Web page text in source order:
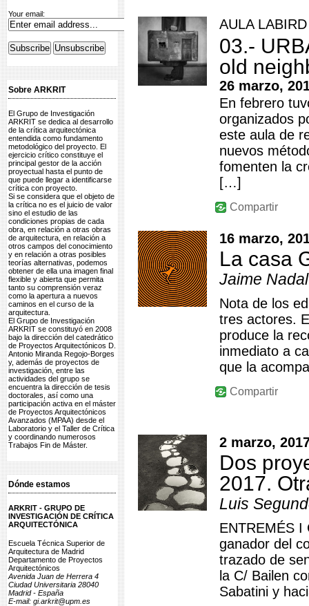
Your email:
Sobre ARKRIT
El Grupo de Investigación
ARKRIT se dedica al desarrollo
de la crítica arquitectónica
entendida como fundamento
metodológico del proyecto. El
ejercicio crítico constituye el
principal gestor de la acción
proyectual hasta el punto de
que puede llegar a identificarse
crítica con proyecto.
Si se considera que el objeto de
la crítica no es el juicio de valor
sino el estudio de las
condiciones propias de cada
obra, en relación a otras obras
de arquitectura, en relación a
otros campos del conocimiento
y en relación a otras posibles
teorías alternativas, podemos
obtener de ella una imagen final
flexible y abierta que permita
tanto su comprensión veraz
como la apertura a nuevos
caminos en el curso de la
arquitectura.
El Grupo de Investigación
ARKRIT se constituyó en 2008
bajo la dirección del catedrático
de Proyectos Arquitectónicos D.
Antonio Miranda Regojo-Borges
y, además de proyectos de
investigación, entre las
actividades del grupo se
encuentra la dirección de tesis
doctorales, así como una
participación activa en el máster
de Proyectos Arquitectónicos
Avanzados (MPAA) desde el
Laboratorio y el Taller de Crítica
y coordinando numerosos
Trabajos Fin de Máster.
Dónde estamos
ARKRIT - GRUPO DE
INVESTIGACIÓN DE CRÍTICA
ARQUITECTÓNICA
Escuela Técnica Superior de
Arquitectura de Madrid
Departamento de Proyectos
Arquitectónicos
Avenida Juan de Herrera 4
Ciudad Universitaria 28040
Madrid - España
E-mail: gi.arkrit@upm.es
AULA LABIRD
03.-
old
26 marzo,
En febrero
organizados
este aula de
nuevos
fomenten la
[…]
Compartir
16 marzo,
La casa
Jaime
Nota de los
tres actores.
produce la
inmediato a
que la
Compartir
2 marzo,
Dos
2017.
Luis
ENTREMÉS I
ganador del
trazado de
la C/ Bailen
Sabatini y